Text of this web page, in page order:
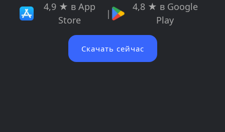
4,9 ★ в App
Store
|
4,8 ★ в Google
Play
Скачать сейчас